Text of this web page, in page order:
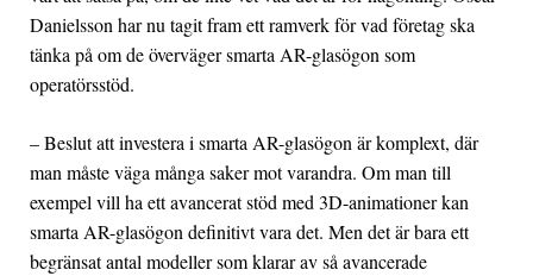
Danielsson har nu tagit fram ett ramverk för vad företag ska
tänka på om de överväger smarta AR-glasögon som
operatörsstöd.
– Beslut att investera i smarta AR-glasögon är komplext, där
man måste väga många saker mot varandra. Om man till
exempel vill ha ett avancerat stöd med 3D-animationer kan
smarta AR-glasögon definitivt vara det. Men det är bara ett
begränsat antal modeller som klarar av så avancerade